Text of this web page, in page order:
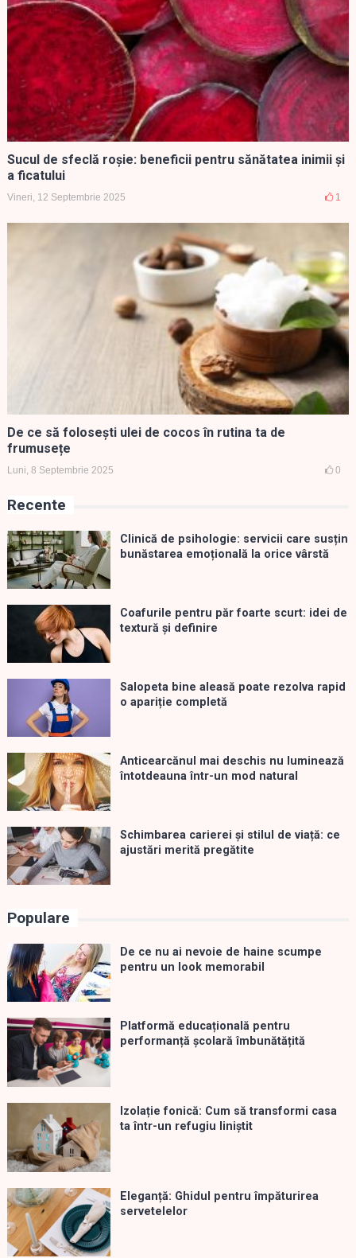
Sucul de sfeclă roșie: beneficii pentru sănătatea inimii și
a ficatului
Vineri, 12 Septembrie 2025 1
De ce să folosești ulei de cocos în rutina ta de
frumusețe
Luni, 8 Septembrie 2025 0
Recente
Clinică de psihologie: servicii care susțin
bunăstarea emoțională la orice vârstă
Coafurile pentru păr foarte scurt: idei de
textură și definire
Salopeta bine aleasă poate rezolva rapid
o apariție completă
Anticearcănul mai deschis nu luminează
întotdeauna într-un mod natural
Schimbarea carierei și stilul de viață: ce
ajustări merită pregătite
Populare
De ce nu ai nevoie de haine scumpe
pentru un look memorabil
Platformă educațională pentru
performanță școlară îmbunătățită
Izolație fonică: Cum să transformi casa
ta într-un refugiu liniștit
Eleganță: Ghidul pentru împăturirea
servetelelor